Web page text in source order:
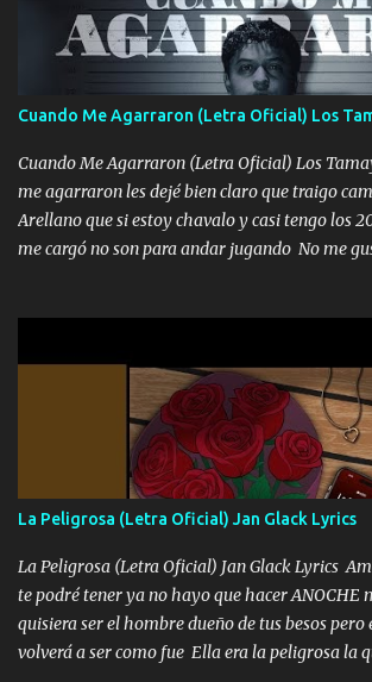
tranquilizando Tomense un buen trago Y así es
los versos que voy cantando (Music) A vido
se atora Pero nunca le aflojamos Ya me han
aunque ustedes no sepan Pero la vida es muy
echarle chingazos Y seguir trabajando porque
Cuando Me Agarraron (Letra Oficial) Los
Cuando Me Agarraron (Letra Oficial) Los
me agarraron les dejé bien claro que traigo
Arellano que si estoy chavalo y casi tengo los
me cargó no son para andar jugando No me
Yo Soy El De Las Pacas Sobrino Del Brazo
fajado y mi R terciado me van a ver allá por TJ
mando un abrazo andamos al cien Choritas
Ando en la colonia bien acelerado traigo un M2
fallado para mi compadre mandó un fuerte
Especial sabe que lo apreciamos En los
tomando con mujeres hermosas y botellas
bien cuidado bien atrabancado y a los que me
lo que hablo Entre lob...
La Peligrosa (Letra Oficial) Jan Glack Lyrics
La Peligrosa (Letra Oficial) Jan Glack Lyrics
te podré tener ya no hayo que hacer ANOCHE
quisiera ser el hombre dueño de tus besos pero
volverá a ser como fue Ella era la peligrosa la